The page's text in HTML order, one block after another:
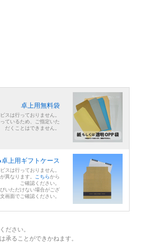
卓上用無料袋
スは行っておりません。
ているため、ご指定いた
だくことはできません。
卓上用ギフトケース
スは行っておりません。
異なります。
こちらから
ご確認ください。
いただけない場合がござ
画面でご確認ください。
ださい。
ることができかねます。